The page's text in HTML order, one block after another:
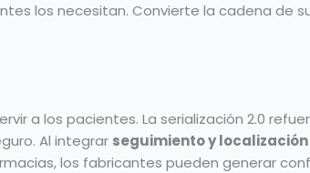
los necesitan. Convierte la cadena de
a los pacientes. La serialización 2.0
Al integrar seguimiento y
los fabricantes pueden generar